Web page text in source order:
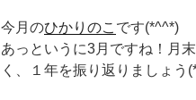
日:
今月のひかりのこ です(*^^*)
あっというに3月ですね！月
く、１年を振り返りましょう